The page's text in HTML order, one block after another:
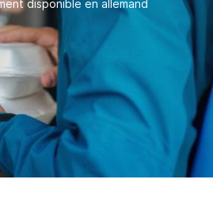
disponible en allemand